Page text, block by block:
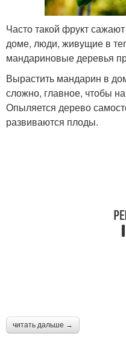
Часто такой фрукт
доме, люди, живущие в
мандариновые деревья
Вырастить мандарин в
сложно, главное, чтобы
Опыляется дерево
развиваются плоды.
читать дальше →